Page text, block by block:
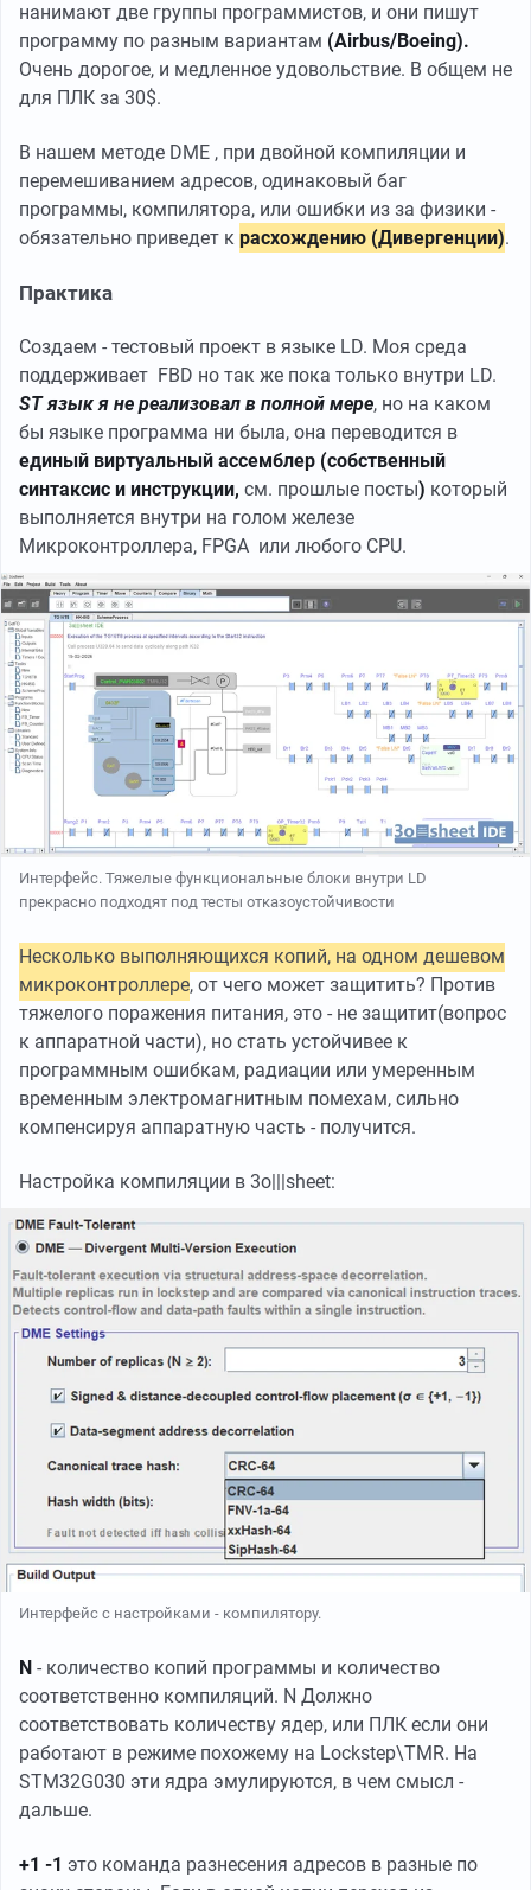
нанимают две группы программистов, и они пишут
программу по разным вариантам (Airbus/Boeing).
Очень дорогое, и медленное удовольствие. В общем не
для ПЛК за 30$.
В нашем методе DME , при двойной компиляции и
перемешиванием адресов, одинаковый баг
программы, компилятора, или ошибки из за физики -
обязательно приведет к расхождению (Дивергенции).
Практика
Создаем - тестовый проект в языке LD. Моя среда
поддерживает FBD но так же пока только внутри LD.
ST язык я не реализовал в полной мере, но на каком
бы языке программа ни была, она переводится в
единый виртуальный ассемблер (собственный
синтаксис и инструкции, см. прошлые посты) который
выполняется внутри на голом железе
Микроконтроллера, FPGA или любого CPU.
Интерфейс. Тяжелые функциональные блоки внутри LD
прекрасно подходят под тесты отказоустойчивости
Несколько выполняющихся копий, на одном дешевом
микроконтроллере, от чего может защитить? Против
тяжелого поражения питания, это - не защитит(вопрос
к аппаратной части), но стать устойчивее к
программным ошибкам, радиации или умеренным
временным электромагнитным помехам, сильно
компенсируя аппаратную часть - получится.
Настройка компиляции в 3o|||sheet:
Интерфейс с настройками - компилятору.
N - количество копий программы и количество
соответственно компиляций. N Должно
соответствовать количеству ядер, или ПЛК если они
работают в режиме похожему на Lockstep\TMR. На
STM32G030 эти ядра эмулируются, в чем смысл -
дальше.
+1 -1 это команда разнесения адресов в разные по